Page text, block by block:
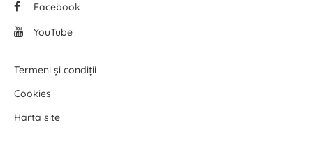
Facebook
YouTube
Termeni și condiții
Cookies
Harta site